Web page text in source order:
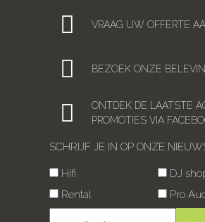
VRAAG UW OFFERTE
BEZOEK ONZE
ONTDEK DE LAATSTE
PROMOTIES VIA
SCHRIJF JE IN OP ONZE
Hifi
DJ
Rental
Pro